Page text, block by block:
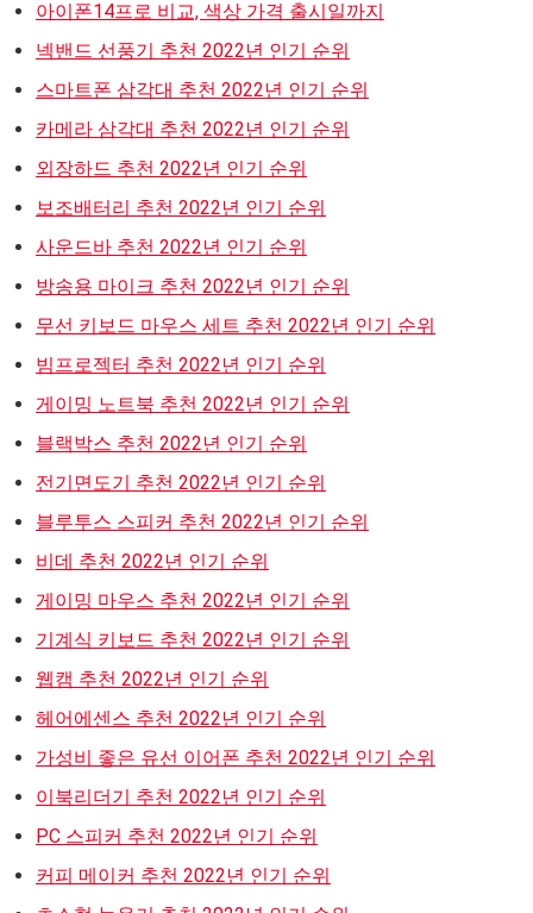
아이폰14프로 비교, 색상 가격 출시일까지
넥밴드 선풍기 추천 2022년 인기 순위
스마트폰 삼각대 추천 2022년 인기 순위
카메라 삼각대 추천 2022년 인기 순위
외장하드 추천 2022년 인기 순위
보조배터리 추천 2022년 인기 순위
사운드바 추천 2022년 인기 순위
방송용 마이크 추천 2022년 인기 순위
무선 키보드 마우스 세트 추천 2022년 인기 순위
빔프로젝터 추천 2022년 인기 순위
게이밍 노트북 추천 2022년 인기 순위
블랙박스 추천 2022년 인기 순위
전기면도기 추천 2022년 인기 순위
블루투스 스피커 추천 2022년 인기 순위
비데 추천 2022년 인기 순위
게이밍 마우스 추천 2022년 인기 순위
기계식 키보드 추천 2022년 인기 순위
웹캠 추천 2022년 인기 순위
헤어에센스 추천 2022년 인기 순위
가성비 좋은 유선 이어폰 추천 2022년 인기 순위
이북리더기 추천 2022년 인기 순위
PC 스피커 추천 2022년 인기 순위
커피 메이커 추천 2022년 인기 순위